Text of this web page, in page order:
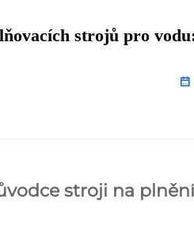
strojů pro
stroji na